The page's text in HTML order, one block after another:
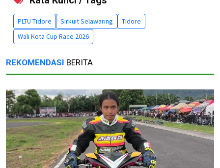
PLTU Tidore Sirkuit Selawaring
Tidore
Wali Kota Cup Race 2026
REKOMENDASI BERITA